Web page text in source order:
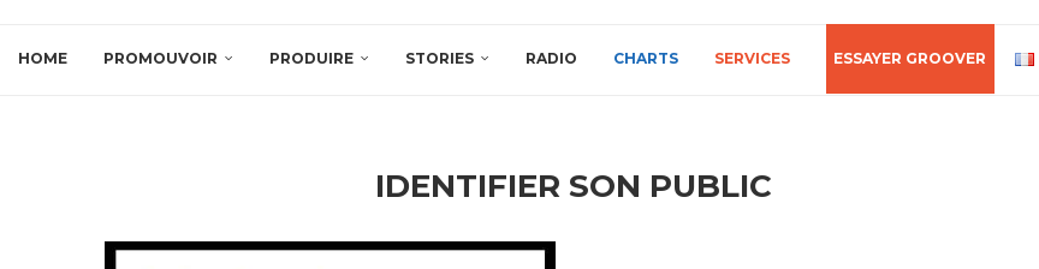
HOME PROMOUVOIR PRODUIRE STORIES RADIO CHARTS SERVICES ESSAYER GROOVER
IDENTIFIER SON PUBLIC